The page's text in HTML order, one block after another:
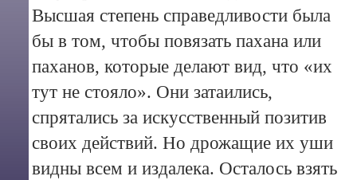
Высшая степень справедливости была
бы в том, чтобы повязать пахана или
паханов, которые делают вид, что «их
тут не стояло». Они затаились,
спрятались за искусственный позитив
своих действий. Но дрожащие их уши
видны всем и издалека. Осталось взять